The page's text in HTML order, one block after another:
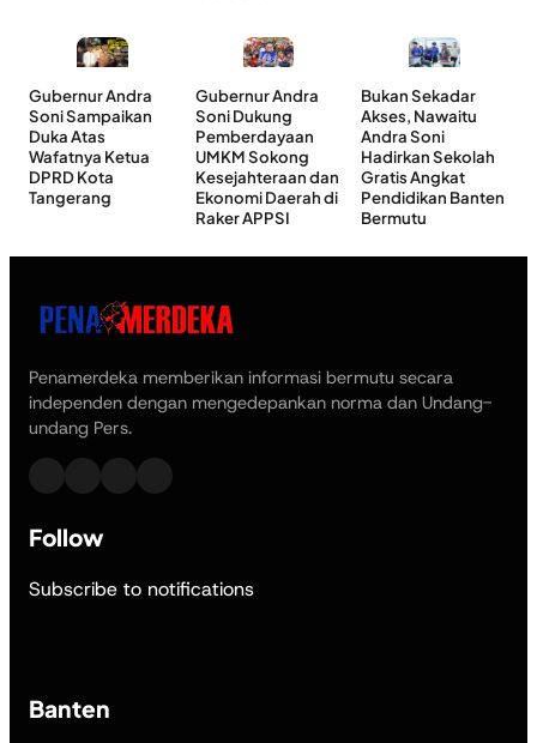
Gubernur Andra
Soni Sampaikan
Duka Atas
Wafatnya Ketua
DPRD Kota
Tangerang
Gubernur Andra
Soni Dukung
Pemberdayaan
UMKM Sokong
Kesejahteraan dan
Ekonomi Daerah di
Raker APPSI
Bukan Sekadar
Akses, Nawaitu
Andra Soni
Hadirkan Sekolah
Gratis Angkat
Pendidikan Banten
Bermutu
Penamerdeka memberikan informasi bermutu secara
independen dengan mengedepankan norma dan Undang-
undang Pers.
Follow
Subscribe to notifications
Banten